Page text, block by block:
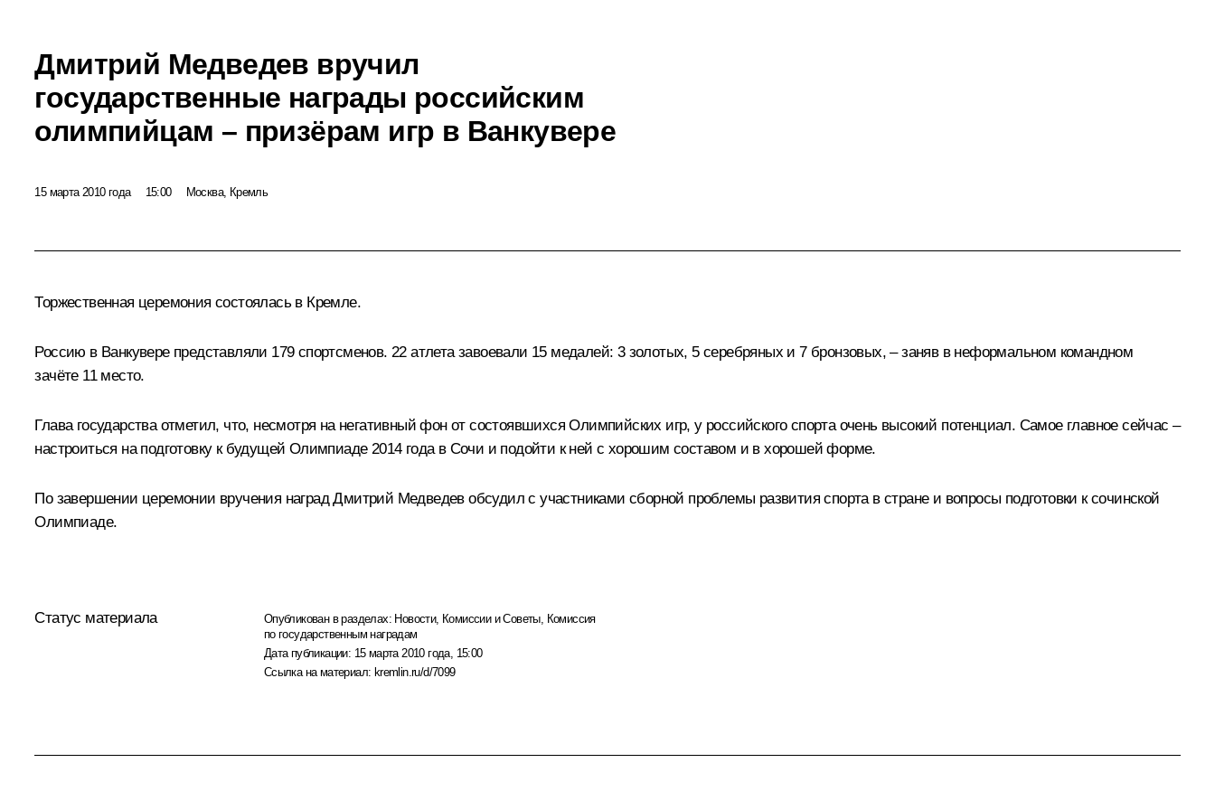
Дмитрий Медведев вручил
государственные награды российским
олимпийцам – призёрам игр в Ванкувере
15 марта 2010 года 15:00 Москва, Кремль
Торжественная церемония состоялась в Кремле.
Россию в Ванкувере представляли 179 спортсменов. 22 атлета завоевали 15 медалей: 3 золотых, 5 серебряных и 7 бронзовых, – заняв в неформальном командном
зачёте 11 место.
Глава государства отметил, что, несмотря на негативный фон от состоявшихся Олимпийских игр, у российского спорта очень высокий потенциал. Самое главное сейчас –
настроиться на подготовку к будущей Олимпиаде 2014 года в Сочи и подойти к ней с хорошим составом и в хорошей форме.
По завершении церемонии вручения наград Дмитрий Медведев обсудил с участниками сборной проблемы развития спорта в стране и вопросы подготовки к сочинской
Олимпиаде.
Статус материала Опубликован в разделах: Новости, Комиссии и Советы, Комиссия
по государственным наградам
Дата публикации: 15 марта 2010 года, 15:00
Ссылка на материал: kremlin.ru/d/7099